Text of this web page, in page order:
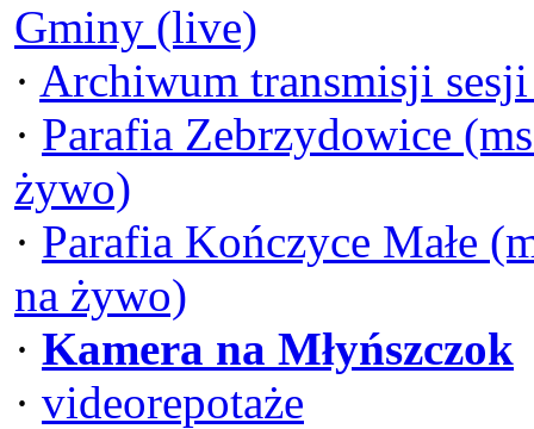
Gminy (live)
· Archiwum transmisji
· Parafia Zebrzydowice
żywo)
· Parafia Kończyce Małe
na żywo)
· Kamera na Młyńszczok
· videorepotaże